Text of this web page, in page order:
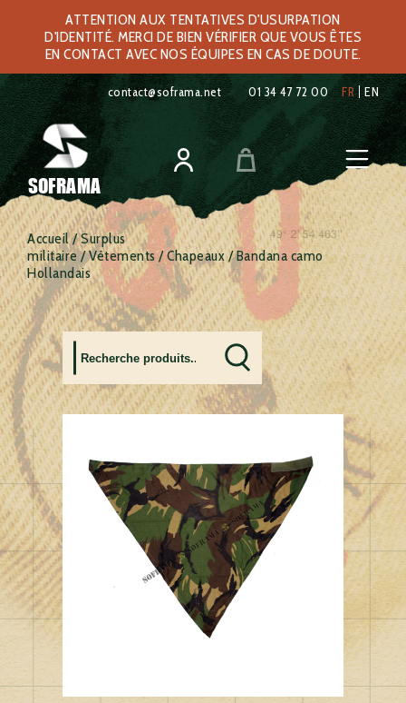
ATTENTION AUX TENTATIVES D'USURPATION
D'IDENTITÉ. MERCI DE BIEN VÉRIFIER QUE VOUS ÊTES
EN CONTACT AVEC NOS ÉQUIPES EN CAS DE DOUTE.
contact@soframa.net 01 34 47 72 00 FR EN
SOFRAMA
Accueil/Surplus
militaire/Vêtements/Chapeaux/ Bandana camo
Hollandais